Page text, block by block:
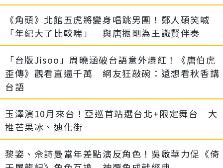
《角頭》北館五虎將變身唱跳男團！鄭人碩笑喊
「年紀大了比較喘」 與唐振剛為王識賢伴奏
「台版Jisoo」周曉涵破台語意外爆紅！《唐伯虎
歪傳》觀看直逼千萬 網友狂敲碗：還想看秋香講
台語
玉澤演10月來台！亞巡首站選台北+限定舞台 大
推芒果冰、迪化街
黎姿、佘詩曼當年差點演反角色！吳啟華力促《倚